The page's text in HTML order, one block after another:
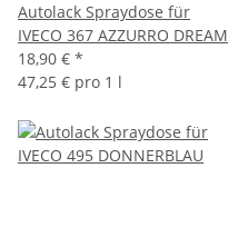
Autolack Spraydose für
IVECO 367 AZZURRO DREAM
18,90 € *
47,25 € pro 1 l